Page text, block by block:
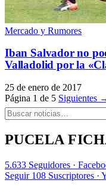
Mercado y Rumores
Iban Salvador no
Valladolid por la
25 de enero de 2017
Página 1 de 5 Siguientes
PUCELA
5.633 Seguidores ·
Seguir 108 Suscriptores ·